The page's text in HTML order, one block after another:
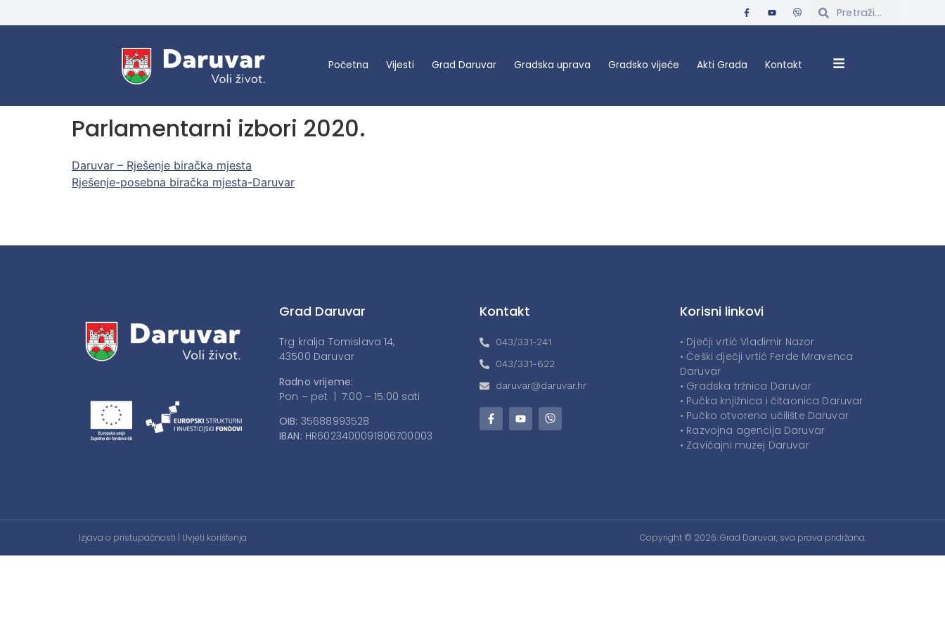
Početna Vijesti Grad Daruvar Gradska uprava Gradsko vijeće Akti Grada Kontakt
Parlamentarni izbori 2020.
Daruvar – Rješenje biračka mjesta
Rješenje-posebna biračka mjesta-Daruvar
Grad Daruvar
Trg kralja Tomislava 14,
43500 Daruvar
Radno vrijeme:
Pon – pet | 7:00 – 15:00 sati
OIB: 35688993528
IBAN: HR6023400091806700003
Kontakt
043/331-241
043/331-622
daruvar@daruvar.hr
Korisni linkovi
• Dječji vrtić Vladimir Nazor
• Češki dječji vrtić Ferde Mravenca
Daruvar
• Gradska tržnica Daruvar
• Pučka knjižnica i čitaonica Daruvar
• Pučko otvoreno učilište Daruvar
• Razvojna agencija Daruvar
• Zavičajni muzej Daruvar
Izjava o pristupačnosti | Uvjeti korištenja Copyright © 2026. Grad Daruvar, sva prava pridržana.